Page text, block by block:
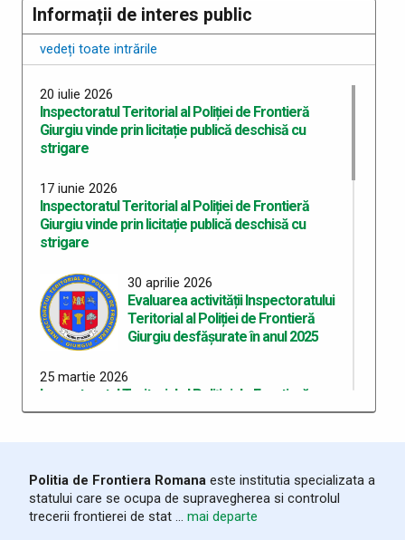
Informații de interes public
vedeți toate intrările
20 iulie 2026
Inspectoratul Teritorial al Poliției de Frontieră
Giurgiu vinde prin licitație publică deschisă cu
strigare
17 iunie 2026
Inspectoratul Teritorial al Poliției de Frontieră
Giurgiu vinde prin licitație publică deschisă cu
strigare
30 aprilie 2026
Evaluarea activității Inspectoratului
Teritorial al Poliției de Frontieră
Giurgiu desfășurate în anul 2025
25 martie 2026
Inspectoratul Teritorial al Poliției de Frontieră
Giurgiu cedează cu titlu gratuit câine de serviciu
Inspectoratul Teritorial al Poliției de Frontieră
Giurgiu vinde prin licitație publică deschisă cu
strigare
Politia de Frontiera Romana este institutia specializata a
statului care se ocupa de supravegherea si controlul
trecerii frontierei de stat ... mai departe